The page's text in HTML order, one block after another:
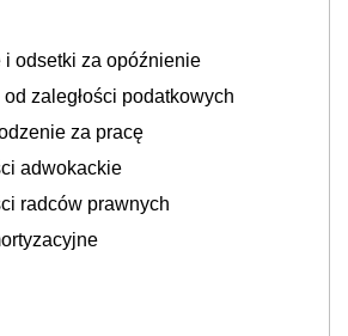
odsetki za opóźnienie
zaległości podatkowych
za pracę
adwokackie
radców prawnych